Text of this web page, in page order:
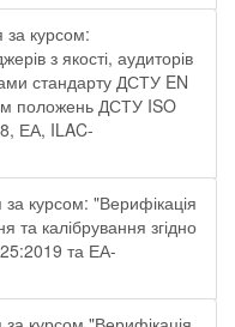
за курсом:
з якості, аудиторів
стандарту ДСТУ EN
положень ДСТУ ISO
ЕА, ILAC-
курсом: "Верифікація
та калібрування згідно
та ЕА-